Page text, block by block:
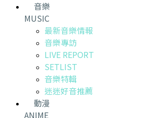
音樂
MUSIC
最新音樂情報
音樂專訪
LIVE REPORT
SETLIST
音樂特輯
迷迷好音推薦
動漫
ANIME